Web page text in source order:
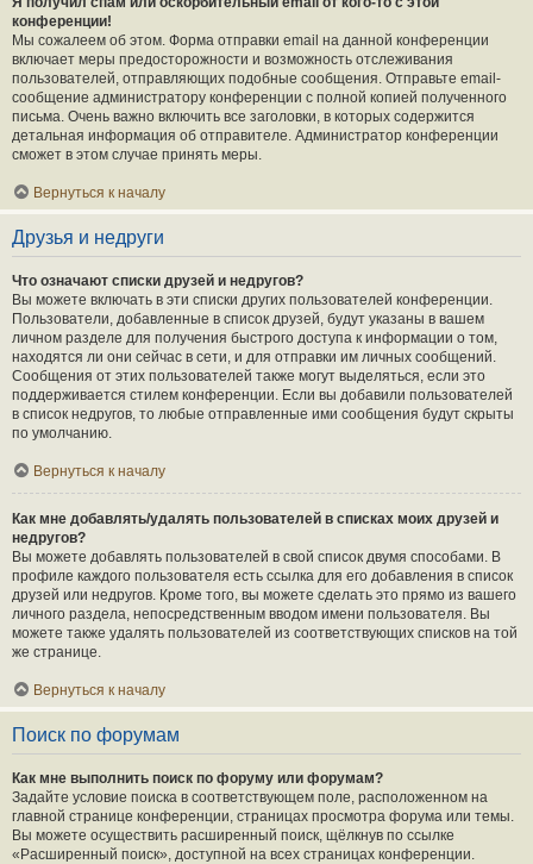
конференции!
Мы сожалеем об этом. Форма отправки email на данной конференции
включает меры предосторожности и возможность отслеживания
пользователей, отправляющих подобные сообщения. Отправьте email-
сообщение администратору конференции с полной копией полученного
письма. Очень важно включить все заголовки, в которых содержится
детальная информация об отправителе. Администратор конференции
сможет в этом случае принять меры.
Вернуться к началу
Друзья и недруги
Что означают списки друзей и недругов?
Вы можете включать в эти списки других пользователей конференции.
Пользователи, добавленные в список друзей, будут указаны в вашем
личном разделе для получения быстрого доступа к информации о том,
находятся ли они сейчас в сети, и для отправки им личных сообщений.
Сообщения от этих пользователей также могут выделяться, если это
поддерживается стилем конференции. Если вы добавили пользователей
в список недругов, то любые отправленные ими сообщения будут скрыты
по умолчанию.
Вернуться к началу
Как мне добавлять/удалять пользователей в списках моих друзей и
недругов?
Вы можете добавлять пользователей в свой список двумя способами. В
профиле каждого пользователя есть ссылка для его добавления в список
друзей или недругов. Кроме того, вы можете сделать это прямо из вашего
личного раздела, непосредственным вводом имени пользователя. Вы
можете также удалять пользователей из соответствующих списков на той
же странице.
Вернуться к началу
Поиск по форумам
Как мне выполнить поиск по форуму или форумам?
Задайте условие поиска в соответствующем поле, расположенном на
главной странице конференции, страницах просмотра форума или темы.
Вы можете осуществить расширенный поиск, щёлкнув по ссылке
«Расширенный поиск», доступной на всех страницах конференции.